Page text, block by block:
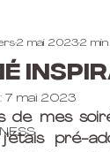
2 mai 20232
7 mai 2023
de mes
pré-